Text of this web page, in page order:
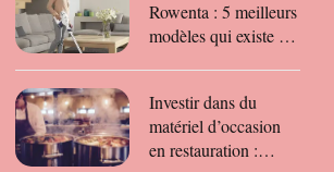
Rowenta : 5 meilleurs
modèles qui existe sur
Investir dans du
matériel d’occasion
en restauration :